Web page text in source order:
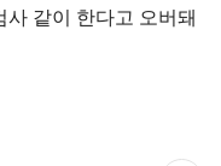
같이 한다고 오버돼